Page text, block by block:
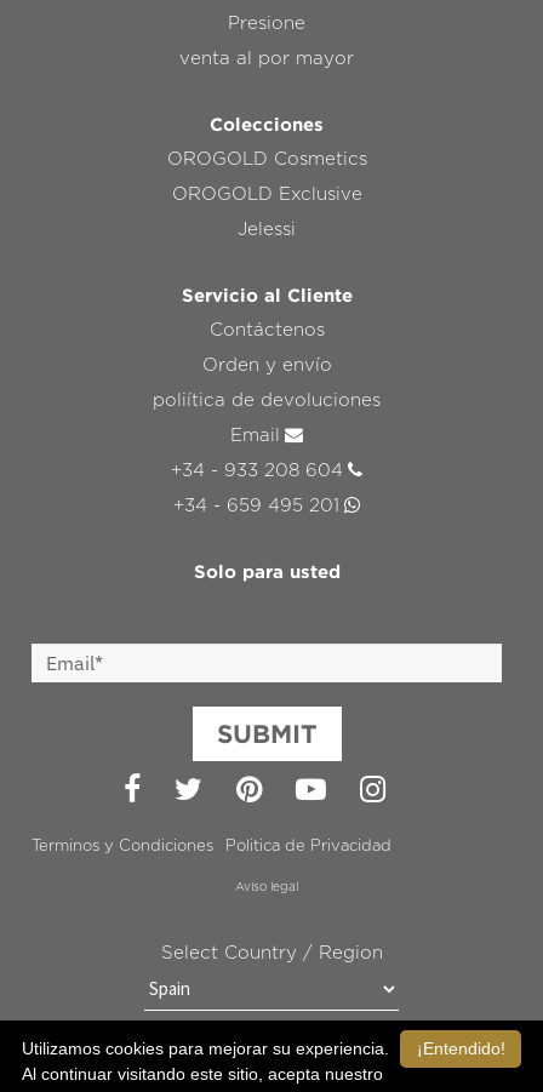
Presione
venta al por mayor
Colecciones
OROGOLD Cosmetics
OROGOLD Exclusive
Jelessi
Servicio al Cliente
Contáctenos
Orden y envío
poliítica de devoluciones
Email
+34 - 933 208 604
+34 - 659 495 201
Solo para usted
SUBMIT
Facebook
TwitterPinterest
YouTubeInstagram
Terminos y Condiciones Politica de Privacidad
Aviso legal
Select Country / Region
MANTÉNGANSE EN CONTACTO CON OROGOLD
¡Entendido!
Utilizamos cookies para mejorar su experiencia.
Al continuar visitando este sitio, acepta nuestro